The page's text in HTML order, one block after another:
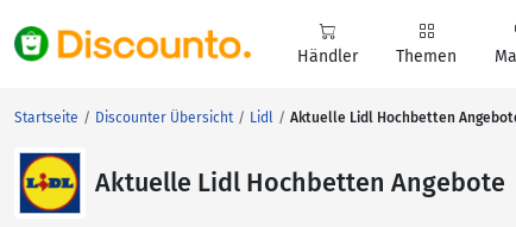
Händler Themen
Startseite Discounter Übersicht Lidl Aktuelle Lidl Hochbetten
Aktuelle Lidl Hochbetten Angebote